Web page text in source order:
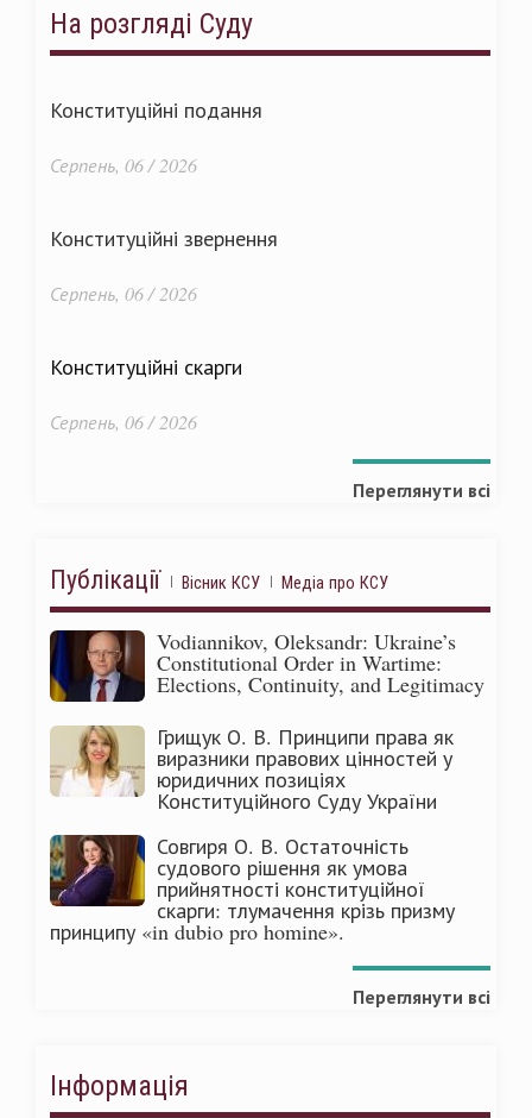
На розгляді Суду
Конституційні подання
Серпень, 06 / 2026
Конституційні звернення
Серпень, 06 / 2026
Конституційні скарги
Серпень, 06 / 2026
Переглянути всі
Публікації Вісник КСУ Медіа про КСУ
Vodiannikov, Oleksandr: Ukraine’s
Constitutional Order in Wartime:
Elections, Continuity, and Legitimacy
Грищук О. В. Принципи права як
виразники правових цінностей у
юридичних позиціях
Конституційного Суду України
Совгиря О. В. Остаточність
судового рішення як умова
прийнятності конституційної
скарги: тлумачення крізь призму
принципу «in dubio pro homine».
Переглянути всі
Інформація